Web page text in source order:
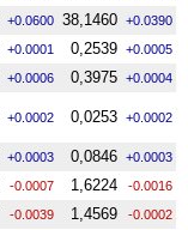
+0.0600 38,1460 +0.0390
+0.0001 0,2539 +0.0005
+0.0006 0,3975 +0.0004
+0.0002 0,0253 +0.0002
+0.0003 0,0846 +0.0003
-0.0007 1,6224 -0.0016
-0.0039 1,4569 -0.0002